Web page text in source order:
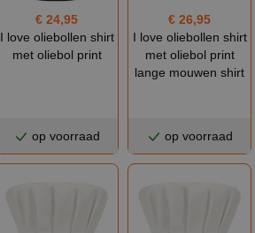
€ 24,95
I love oliebollen shirt
met oliebol print
op voorraad
€ 26,95
I love oliebollen shirt
met oliebol print
lange mouwen shirt
op voorraad